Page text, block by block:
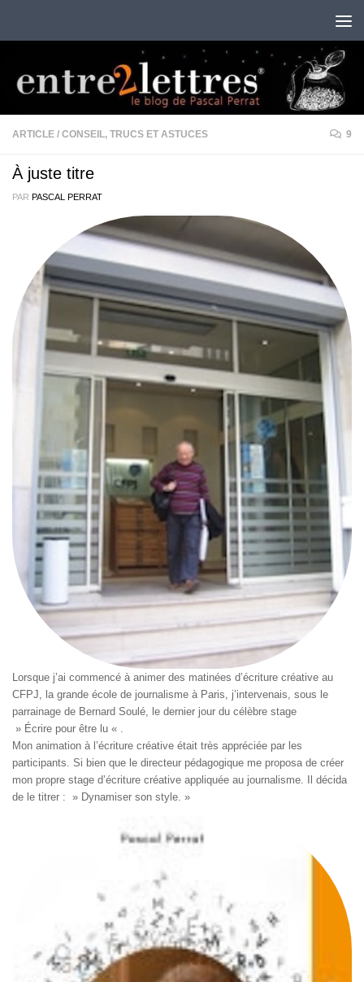
ARTICLE / CONSEIL, TRUCS ET ASTUCES 9
À juste titre
PAR PASCAL PERRAT
Lorsque j’ai commencé à animer des matinées d’écriture créative au
CFPJ, la grande école de journalisme à Paris, j’intervenais, sous le
parrainage de Bernard Soulé, le dernier jour du célèbre stage
» Écrire pour être lu « .
Mon animation à l’écriture créative était très appréciée par les
participants. Si bien que le directeur pédagogique me proposa de créer
mon propre stage d’écriture créative appliquée au journalisme. Il décida
de le titrer : » Dynamiser son style. »